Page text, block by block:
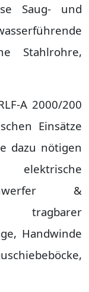
Saug- und
Stahlrohre,
A 2000/200
Einsätze
dazu nötigen
&
tragbarer
Handwinde